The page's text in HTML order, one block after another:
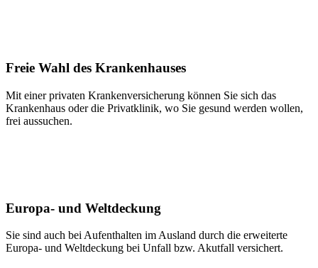
Freie Wahl des Krankenhauses
Mit einer privaten Krankenversicherung können Sie sich das
Krankenhaus oder die Privatklinik, wo Sie gesund werden wollen,
frei aussuchen.
Europa- und Weltdeckung
Sie sind auch bei Aufenthalten im Ausland durch die erweiterte
Europa- und Weltdeckung bei Unfall bzw. Akutfall versichert.